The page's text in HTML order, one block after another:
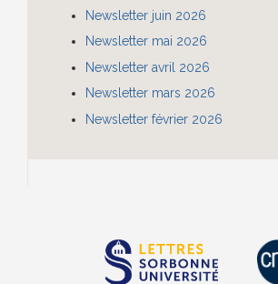
Newsletter juin 2026
Newsletter mai 2026
Newsletter avril 2026
Newsletter mars 2026
Newsletter février 2026